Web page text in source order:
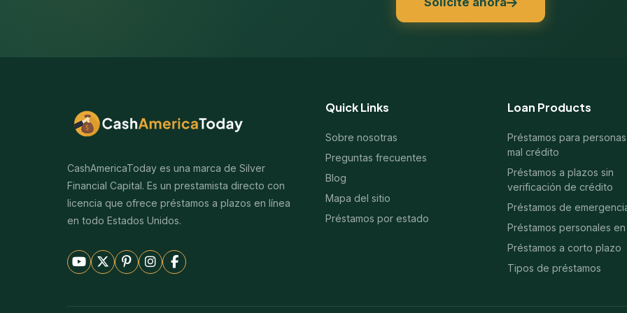
CashAmericaToday es una marca de Silver
Financial Capital. Es un prestamista directo con
licencia que ofrece préstamos a plazos en línea
en todo Estados Unidos.
Quick Links
Sobre nosotras
Preguntas frecuentes
Blog
Mapa del sitio
Préstamos por estado
Loan Products
Préstamos para
mal crédito
Préstamos a plazos sin
verificación de crédito
Préstamos de
Préstamos personales
Préstamos a corto plazo
Tipos de préstamos